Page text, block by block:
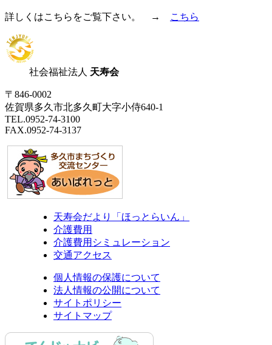
詳しくはこちらをご覧下さい。 → こちら
社会福祉法人 天寿会
〒846-0002
佐賀県多久市北多久町大字小侍640-1
TEL.0952-74-3100
FAX.0952-74-3137
天寿会だより「ほっとらいん」
介護費用
介護費用シミュレーション
交通アクセス
個人情報の保護について
法人情報の公開について
サイトポリシー
サイトマップ